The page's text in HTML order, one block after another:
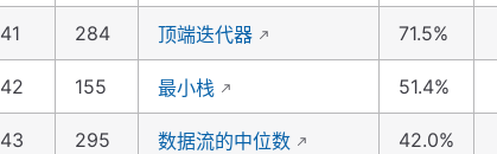
41 284 顶端迭代器 71.5%
42 155 最小栈 51.4%
43 295 数据流的中位数 42.0%